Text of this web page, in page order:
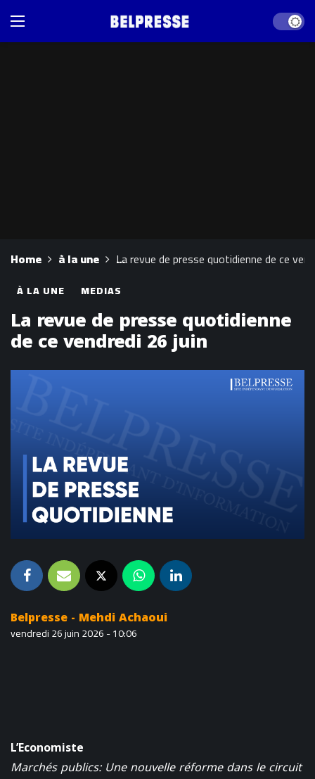
Dark
Home à la une La revue de presse quotidienne de ce
À LA UNE MEDIAS
La revue de presse quotidienne
de ce vendredi 26 juin
Belpresse - Mehdi Achaoui
vendredi 26 juin 2026 - 10:06
L’Economiste
Marchés publics: Une nouvelle réforme dans le circuit